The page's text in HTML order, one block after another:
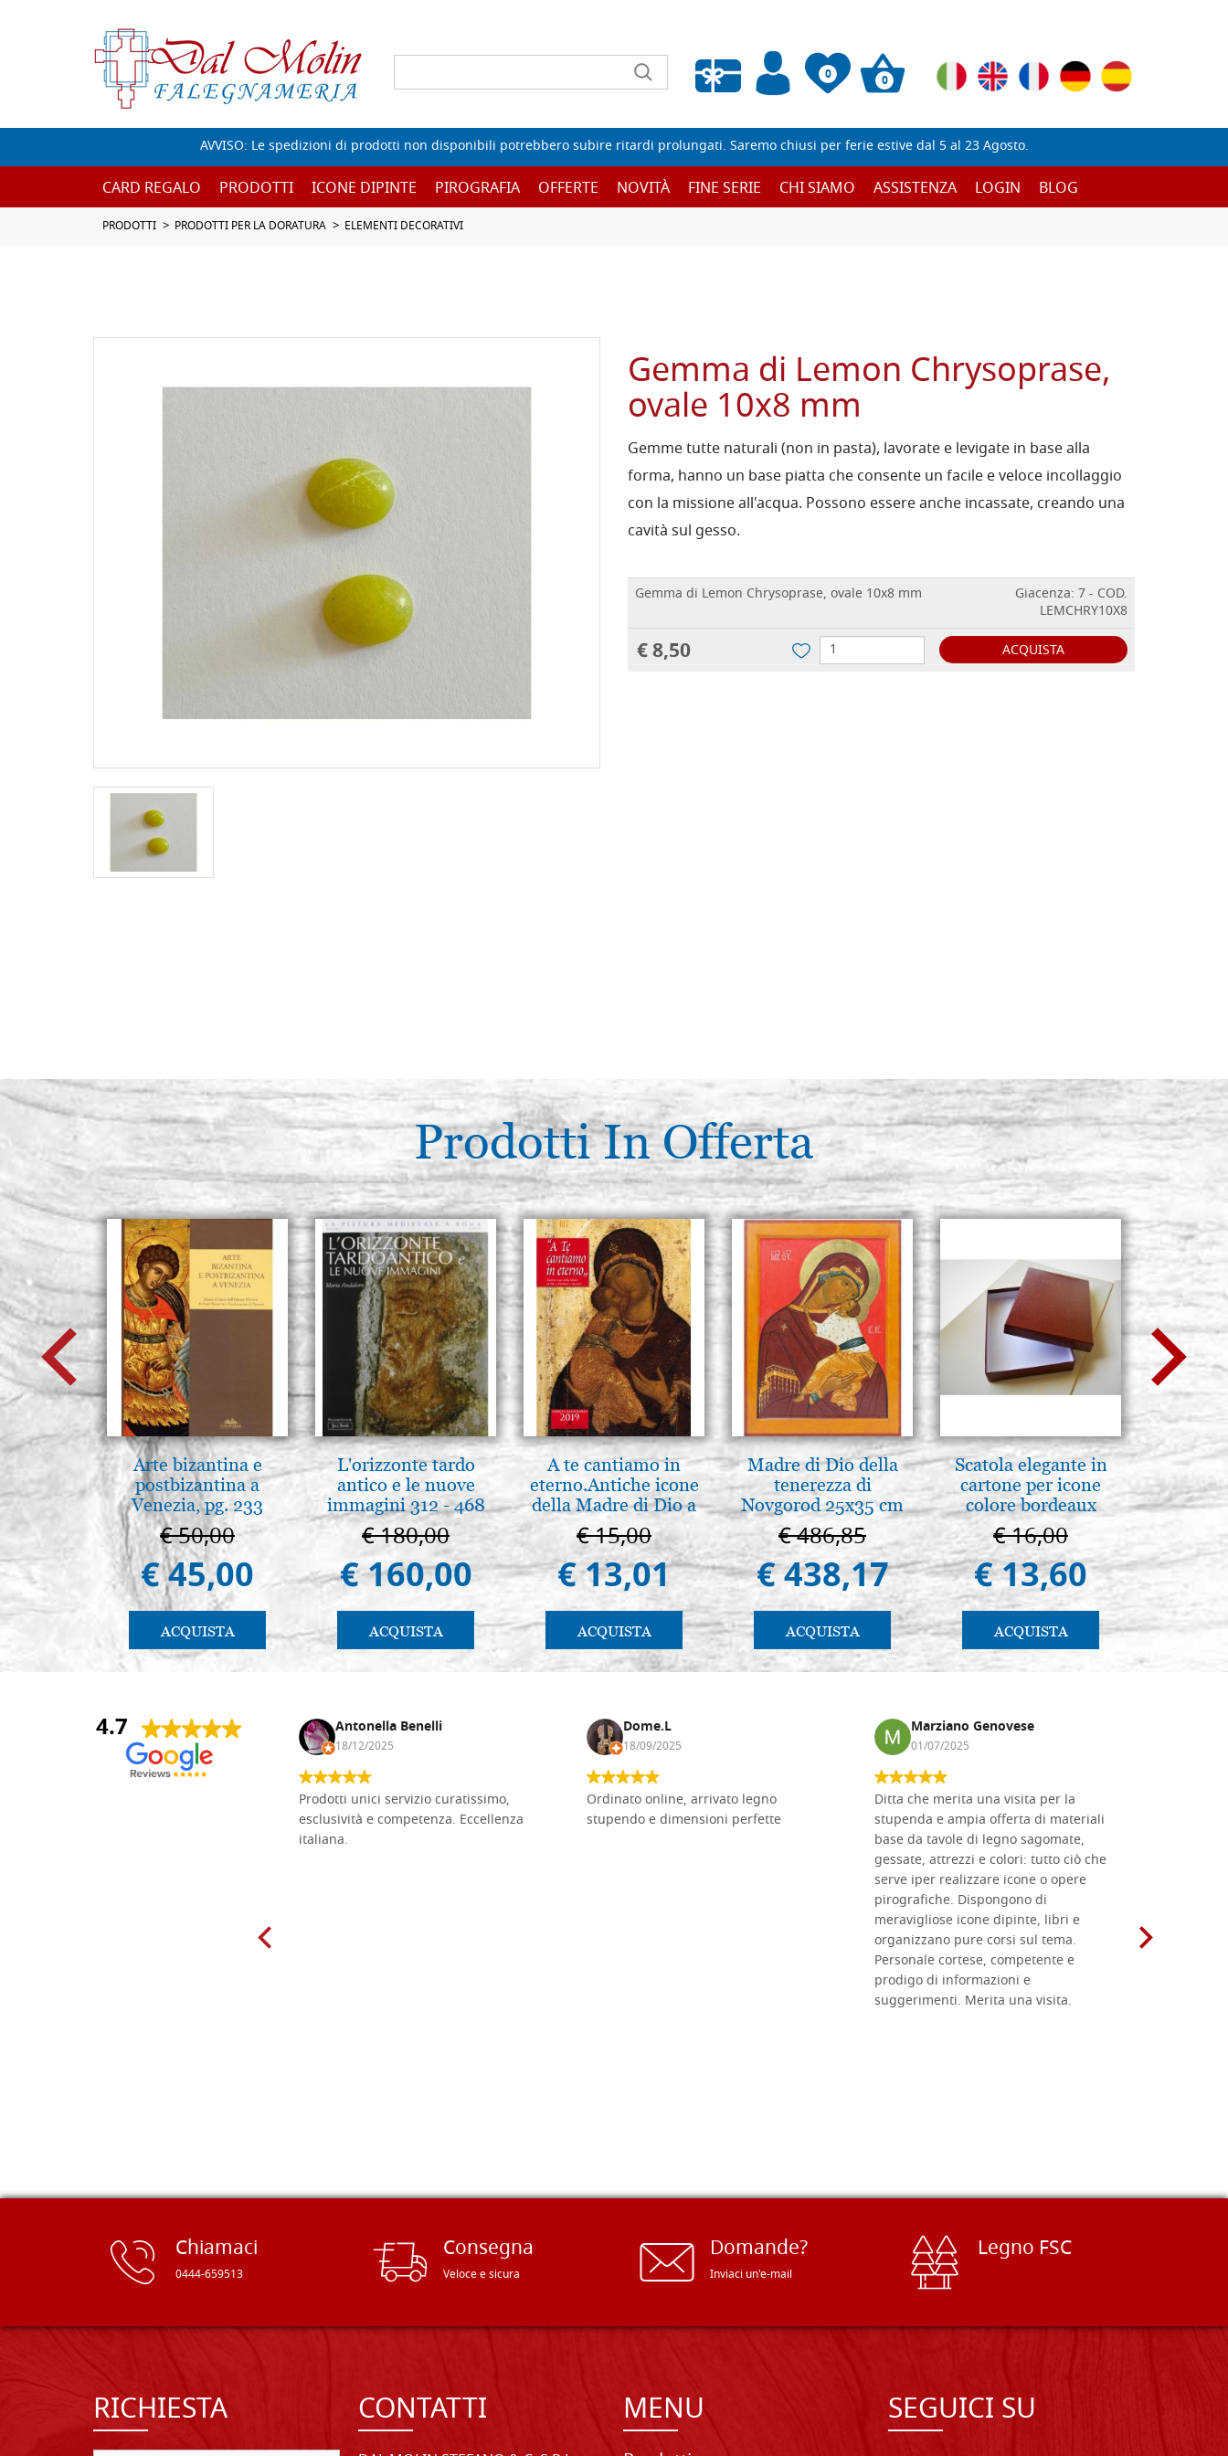
0
Wishlist vuota
0
AVVISO: Le spedizioni di prodotti non disponibili potrebbero subire ritardi prolungati. Saremo chiusi per ferie estive dal 5 al 23 Agosto.
CARD REGALO PRODOTTI ICONE DIPINTE PIROGRAFIA OFFERTE NOVITÀ FINE SERIE CHI SIAMO ASSISTENZA LOGIN BLOG
PRODOTTI PRODOTTI PER LA DORATURA ELEMENTI DECORATIVI
Gemma di Lemon Chrysoprase,
ovale 10x8 mm
Gemme tutte naturali (non in pasta), lavorate e levigate in base alla
forma, hanno un base piatta che consente un facile e veloce incollaggio
con la missione all'acqua. Possono essere anche incassate, creando una
cavità sul gesso.
Gemma di Lemon Chrysoprase, ovale 10x8 mm
Giacenza: 7 - COD.
LEMCHRY10X8
€ 8,50 ACQUISTA
Prodotti In Offerta
Arte bizantina e
postbizantina a
Venezia, pg. 233
€ 50,00
€ 45,00
ACQUISTA
L'orizzonte tardo
antico e le nuove
immagini 312 - 468
€ 180,00
€ 160,00
ACQUISTA
A te cantiamo in
eterno.Antiche icone
della Madre di Dio a
Vladimir e Suzdal
(libro-cal. 2019)
€ 15,00
€ 13,01
ACQUISTA
Madre di Dio della
tenerezza di
Novgorod 25x35 cm
€ 486,85
€ 438,17
ACQUISTA
Scatola elegante in
cartone per icone
colore bordeaux
€ 16,00
€ 13,60
ACQUISTA
La
The
€
4.7
Andrea Monguzzi Antonella Benelli
18/12/2025
Prodotti unici servizio curatissimo,
esclusività e competenza. Eccellenza
italiana.
Dome.L
18/09/2025
Ordinato online, arrivato legno
stupendo e dimensioni perfette
Marziano Genovese
01/07/2025
Ditta che merita una visita per la
stupenda e ampia offerta di materiali
base da tavole di legno sagomate,
gessate, attrezzi e colori: tutto ciò che
serve iper realizzare icone o opere
pirografiche. Dispongono di
meravigliose icone dipinte, libri e
organizzano pure corsi sul tema.
Personale cortese, competente e
prodigo di informazioni e
suggerimenti. Merita una visita.
Chiamaci
0444-659513
Consegna
Veloce e sicura
Domande?
Inviaci un'e-mail
Legno FSC
RICHIESTA CONTATTI MENU SEGUICI SU